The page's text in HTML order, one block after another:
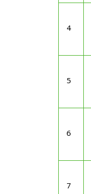
4
5
6
7